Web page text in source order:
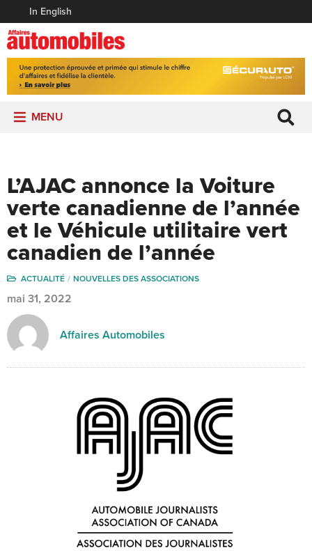
In English
MENU
L’AJAC annonce la Voiture
verte canadienne de l’année
et le Véhicule utilitaire vert
canadien de l’année
ACTUALITÉ NOUVELLES DES ASSOCIATIONS
mai 31, 2022
Affaires Automobiles